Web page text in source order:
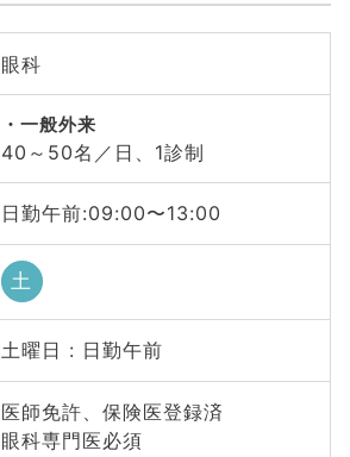
眼科
一般外来
40～50名／日、1診制
日勤午前:09:00〜13:00
土
土曜日 : 日勤午前
医師免許、保険医登録済
眼科専門医必須